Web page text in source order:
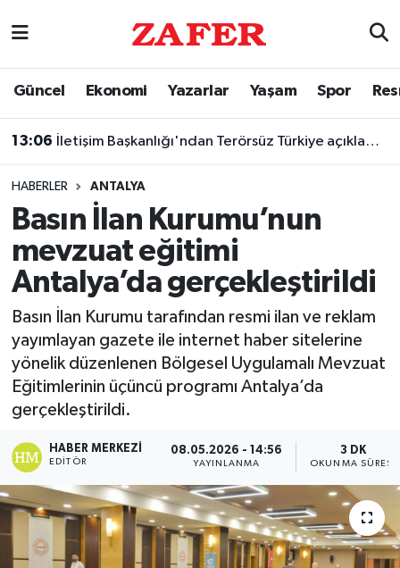
Güncel Ekonomi Yazarlar Yaşam Spor
13:06 İletişim Başkanlığı'ndan Terörsüz Türkiye açıklaması
HABERLER ANTALYA
Basın İlan Kurumu’nun
mevzuat eğitimi
Antalya’da gerçekleştirildi
Basın İlan Kurumu tarafından resmi ilan ve reklam
yayımlayan gazete ile internet haber sitelerine
yönelik düzenlenen Bölgesel Uygulamalı Mevzuat
Eğitimlerinin üçüncü programı Antalya’da
gerçekleştirildi.
HABER MERKEZI
EDITÖR
08.05.2026 - 14:56
YAYINLANMA
3 DK
OKUNMA SÜRESI
Nöbetçi Eczaneler
Trafik Durumu
Süper Lig Puan Durumu ve Fikstür
Tüm Manşetler
Son Dakika Haberleri
Haber Arşivi